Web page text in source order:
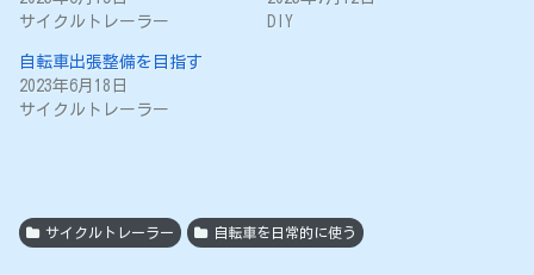
サイクルトレーラー
DIY
自転車出張整備を目指す
2023年6月18日
サイクルトレーラー
サイクルトレーラー 自転車を日常的に使う